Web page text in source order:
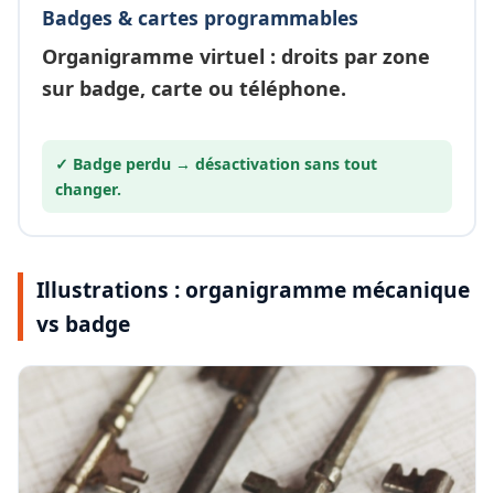
Badges & cartes programmables
Organigramme virtuel : droits par zone
sur badge, carte ou téléphone.
✓ Badge perdu → désactivation sans tout
changer.
Illustrations : organigramme mécanique
vs badge